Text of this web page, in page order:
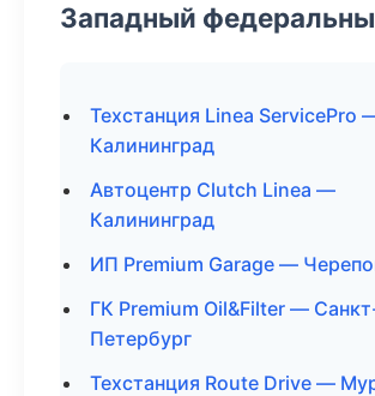
Западный
Техстанция Linea ServicePro
Калининград
Автоцентр Clutch Linea —
Калининград
ИП Premium Garage —
ГК Premium Oil&Filter —
Петербург
Техстанция Route Drive —